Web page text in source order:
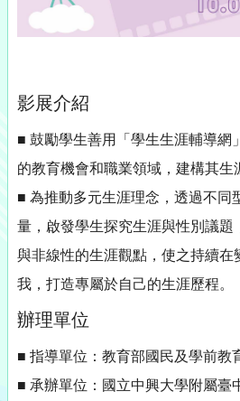
影展介紹
■ 鼓勵學生善用「學生生涯輔導網
的教育機會和職業領域，建構其生
■ 為推動多元生涯理念，透過不同
量，啟發學生探究生涯與性別議題
與非線性的生涯觀點，使之持續在
我，打造專屬於自己的生涯歷程。
辦理單位
■ 指導單位：教育部國民及學前教
■ 承辦單位：國立中興大學附屬臺